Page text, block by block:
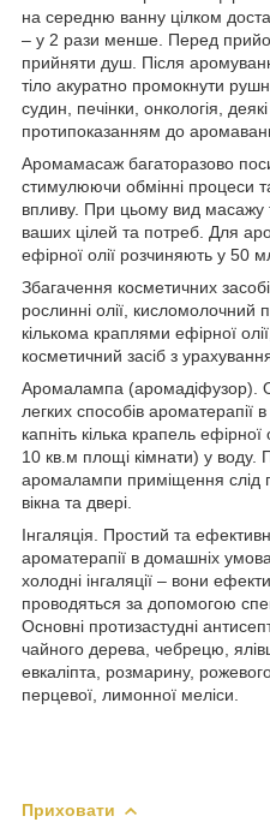
на середню ванну цілком
– у 2 рази менше. Перед
прийняти душ. Після
тіло акуратно промокнути
судин, печінки, онкологія,
протипоказанням до
Аромамасаж багаторазово
стимулюючи обмінні процеси
впливу. При цьому вид масажу
ваших цілей та потреб. Для
ефірної олії розчиняють у 50
Збагачення косметичних
рослинні олії, кисломолочний
кількома краплями ефірної
косметичний засіб з
Аромалампа (аромадіфузор).
легких способів
капніть кілька крапель
10 кв.м площі кімнати) у воду.
аромалампи приміщення слід
вікна та двері.
Інгаляція. Простий та
ароматерапії в домашніх
холодні інгаляції – вони
проводяться за допомогою
Основні протизастудні
чайного дерева, чебрецю,
евкаліпта, розмарину,
перцевої, лимонної меліси.
Приховати